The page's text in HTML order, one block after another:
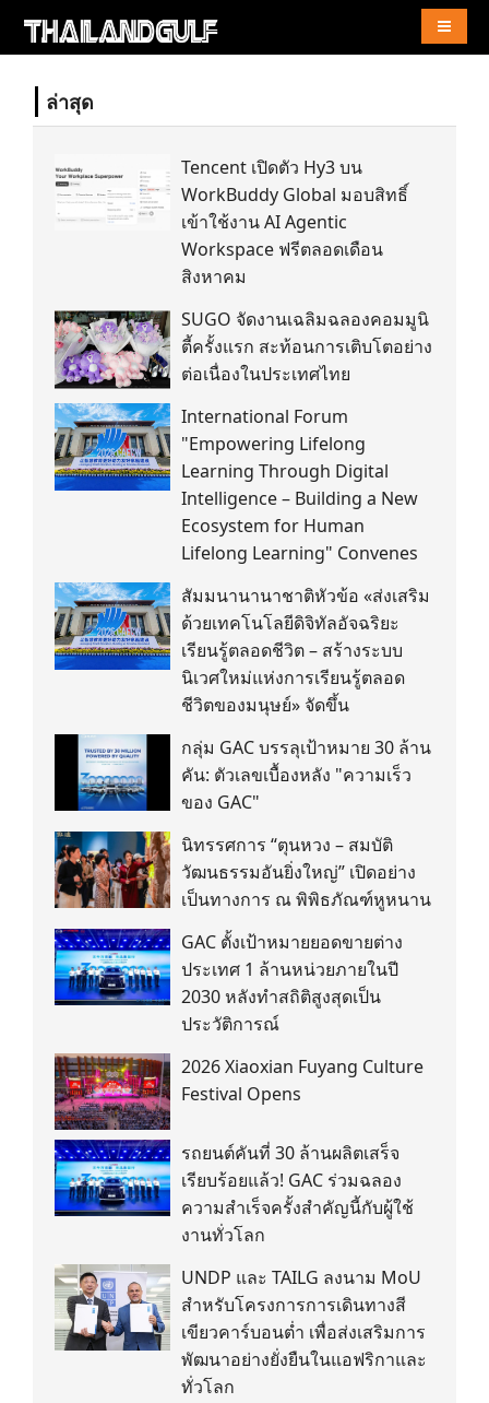
ล่าสุด
Tencent เปิดตัว Hy3 บน
WorkBuddy Global มอบสิทธิ์
เข้าใช้งาน AI Agentic
Workspace ฟรีตลอดเดือน
สิงหาคม
SUGO จัดงานเฉลิมฉลองคอมมูนิ
ตี้ครั้งแรก สะท้อนการเติบโตอย่าง
ต่อเนื่องในประเทศไทย
International Forum
"Empowering Lifelong
Learning Through Digital
Intelligence – Building a New
Ecosystem for Human
Lifelong Learning" Convenes
สัมมนานานาชาติหัวข้อ «ส่งเสริม
ด้วยเทคโนโลยีดิจิทัลอัจฉริยะ
เรียนรู้ตลอดชีวิต – สร้างระบบ
นิเวศใหม่แห่งการเรียนรู้ตลอด
ชีวิตของมนุษย์» จัดขึ้น
กลุ่ม GAC บรรลุเป้าหมาย 30 ล้าน
คัน: ตัวเลขเบื้องหลัง "ความเร็ว
ของ GAC"
นิทรรศการ “ตุนหวง – สมบัติ
วัฒนธรรมอันยิ่งใหญ่” เปิดอย่าง
เป็นทางการ ณ พิพิธภัณฑ์หูหนาน
GAC ตั้งเป้าหมายยอดขายต่าง
ประเทศ 1 ล้านหน่วยภายในปี
2030 หลังทำสถิติสูงสุดเป็น
ประวัติการณ์
2026 Xiaoxian Fuyang Culture
Festival Opens
รถยนต์คันที่ 30 ล้านผลิตเสร็จ
เรียบร้อยแล้ว! GAC ร่วมฉลอง
ความสำเร็จครั้งสำคัญนี้กับผู้ใช้
งานทั่วโลก
UNDP และ TAILG ลงนาม MoU
สำหรับโครงการการเดินทางสี
เขียวคาร์บอนต่ำ เพื่อส่งเสริมการ
พัฒนาอย่างยั่งยืนในแอฟริกาและ
ทั่วโลก